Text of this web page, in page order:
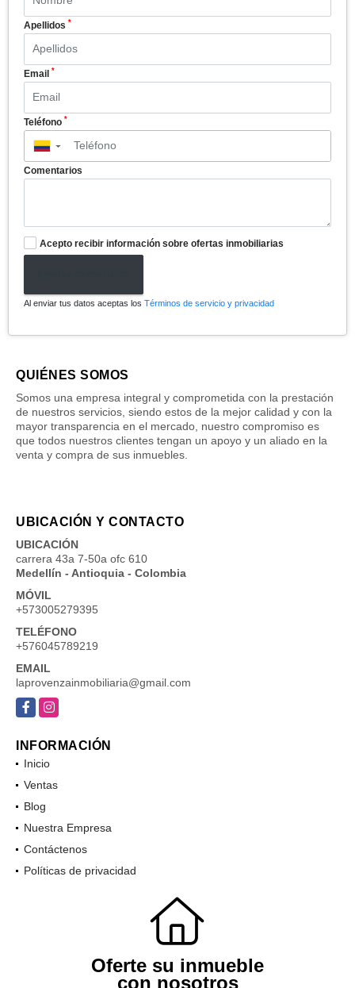
Apellidos *
Email *
Teléfono *
▼
Comentarios
Acepto recibir información sobre ofertas inmobiliarias
Al enviar tus datos aceptas los Términos de servicio y privacidad
QUIÉNES SOMOS
Somos una empresa integral y comprometida con la prestación
de nuestros servicios, siendo estos de la mejor calidad y con la
mayor transparencia en el mercado, nuestro compromiso es
que todos nuestros clientes tengan un apoyo y un aliado en la
venta y compra de sus inmuebles.
UBICACIÓN Y CONTACTO
UBICACIÓN
carrera 43a 7-50a ofc 610
Medellín - Antioquia - Colombia
MÓVIL
+573005279395
TELÉFONO
+576045789219
EMAIL
laprovenzainmobiliaria@gmail.com
FacebookInstagram
INFORMACIÓN
Inicio
Ventas
Blog
Nuestra Empresa
Contáctenos
Políticas de privacidad
Oferte su inmueble
con nosotros